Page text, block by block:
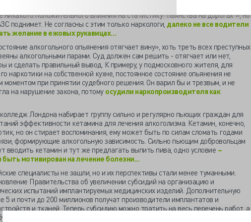
запрета, заявители привели убедительные данные, что такой запрет не
положительного влияния на статистику "пьянства на дорогах"», но
поднимет. Не согласны с этим только наркологи, далеко не все водители
желание в ежовых рукавицах…
алкогольного опьянения отягчает вину», хоть треть всех преступных
алкогольными парами. Суд должен сам решить - отягчает или нет,
и сделать правильный вывод. К примеру, у подмосковного жителя, для
наркотики на собственной кухне, постоянное состояние опьянения не
моментом при принятии судебного решения. Он варил бы и трезвым, и не
на нарушение закона, потому осудили наркопроизводителя как
Лондона набирает группу сильно и регулярно пьющих граждан для
эффективности кетамина для лечения алкоголизма. Кетамин, конечно,
но он стирает воспоминания, ему может быть по силам сломать годами
формирующие алкогольную зависимость. Сильно пьющим добровольцам
вводить кетамин и тут же предлагать выпить пива, одно условие –
мотивирован на лечение болезни...
специалисты не зашли, но и их перспективы стали менее туманными.
Правительства об увеличении субсидий на организацию и
испытаний имплантируемых медицинских изделий. Дополнительную
5 и почти до 200 миллионов получат производители имплантатов и
и тканей. Теперь субсидию можно тратить на весь перечень работ, а
её давать не раз в полгода, а ежемесячно. Деньги разрешено